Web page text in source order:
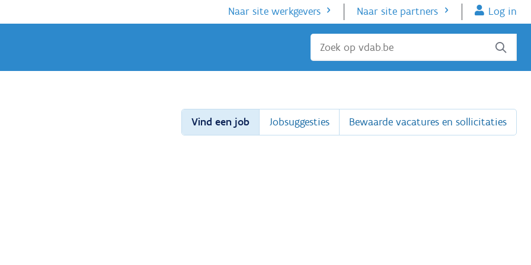
Naar site werkgevers Naar site partners Log in
Sluiten
Vind een job Jobsuggesties Bewaarde vacatures en sollicitaties